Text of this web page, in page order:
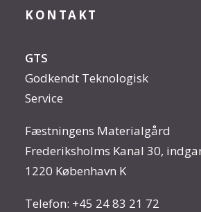
KONTAKT
GTS
Godkendt Teknologisk
Service
Fæstningens Materialgård
Frederiksholms Kanal 30,
1220 København K
Telefon: +45 24 83 21 72